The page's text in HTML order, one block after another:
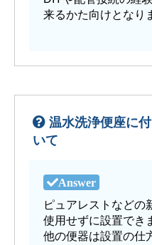
来るかた向けとなり
温水洗浄便座に
いて
ピュアレストなどの
使用せずに設置でき
他の便器は設置の仕